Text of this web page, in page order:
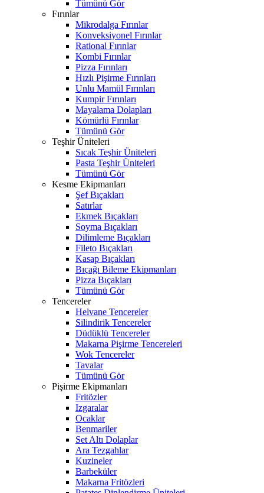
Tümünü Gör
Fırınlar
Mikrodalga Fırınlar
Konveksiyonel Fırınlar
Rational Fırınlar
Kombi Fırınlar
Pizza Fırınları
Hızlı Pişirme Fırınları
Unlu Mamül Fırınları
Kumpir Fırınları
Mayalama Dolapları
Kömürlü Fırınlar
Tümünü Gör
Teşhir Üniteleri
Sıcak Teşhir Üniteleri
Pasta Teşhir Üniteleri
Tümünü Gör
Kesme Ekipmanları
Şef Bıçakları
Satırlar
Ekmek Bıçakları
Soyma Bıçakları
Dilimleme Bıçakları
Fileto Bıçakları
Kasap Bıçakları
Bıçağı Bileme Ekipmanları
Pizza Bıçakları
Tümünü Gör
Tencereler
Helvane Tencereler
Silindirik Tencereler
Düdüklü Tencereler
Makarna Pişirme Tencereleri
Wok Tencereler
Tavalar
Tümünü Gör
Pişirme Ekipmanları
Fritözler
Izgaralar
Ocaklar
Benmariler
Set Altı Dolaplar
Ara Tezgahlar
Kuzineler
Barbeküler
Makarna Fritözleri